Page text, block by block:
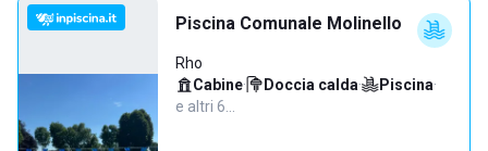
Piscina Comunale Molinello
Rho
Cabine· Doccia calda· Piscina·
e altri 6…